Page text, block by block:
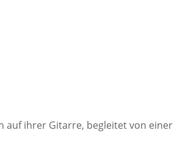
auf ihrer Gitarre, begleitet von einer